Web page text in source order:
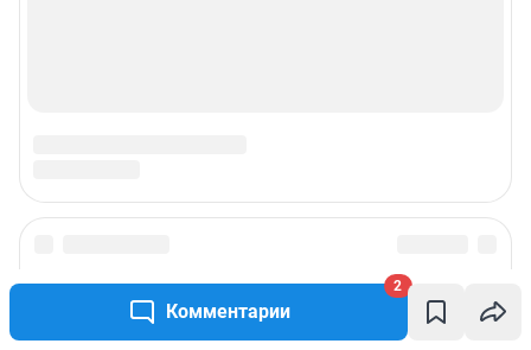
Комментарии
2